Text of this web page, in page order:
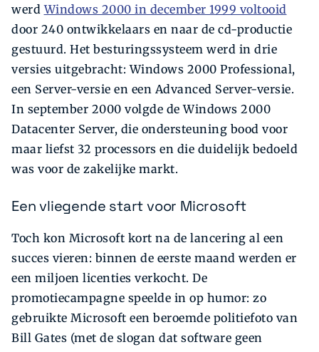
werdWindows 2000 in december 1999 voltooid
door 240 ontwikkelaars en naar de cd-productie
gestuurd. Het besturingssysteem werd in drie
versies uitgebracht: Windows 2000 Professional,
een Server-versie en een Advanced Server-versie.
In september 2000 volgde de Windows 2000
Datacenter Server, die ondersteuning bood voor
maar liefst 32 processors en die duidelijk bedoeld
was voor de zakelijke markt.
Een vliegende start voor Microsoft
Toch kon Microsoft kort na de lancering al een
succes vieren: binnen de eerste maand werden er
een miljoen licenties verkocht. De
promotiecampagne speelde in op humor: zo
gebruikte Microsoft een beroemde politiefoto van
Bill Gates (met de slogan dat software geen